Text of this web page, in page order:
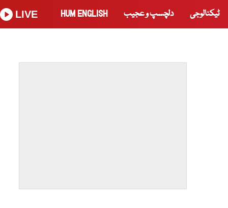
ٹیکنالوجی دلچسپ و عجیب HUM ENGLISH
LIVE